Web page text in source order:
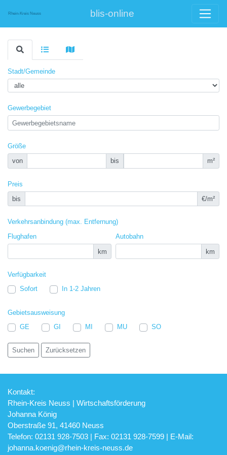
Rhein-Kreis Neuss blis-online
Stadt/Gemeinde
Gewerbegebiet
Größe
von
bis m²
Preis
bis
€/m²
Verkehrsanbindung (max. Entfernung)
Flughafen
km
Autobahn
km
Verfügbarkeit
Sofort
In 1-2 Jahren
Gebietsausweisung
GE
GI MI MU SO
Kontakt:
Rhein-Kreis Neuss | Wirtschaftsförderung
Johanna König
Oberstraße 91, 41460 Neuss
Telefon: 02131 928-7503 | Fax: 02131 928-7599 | E-Mail:
johanna.koenig@rhein-kreis-neuss.de